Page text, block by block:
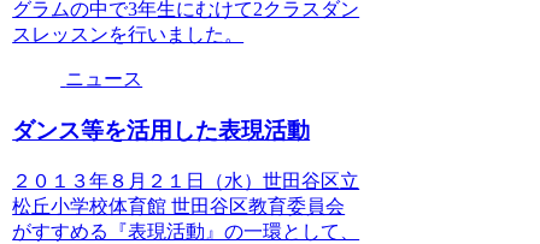
グラムの中で3年生にむけて2クラスダン
スレッスンを行いました。
ニュース
ダンス等を活用した表現活動
２０１３年８月２１日（水）世田谷区立
松丘小学校体育館 世田谷区教育委員会
がすすめる『表現活動』の一環として、